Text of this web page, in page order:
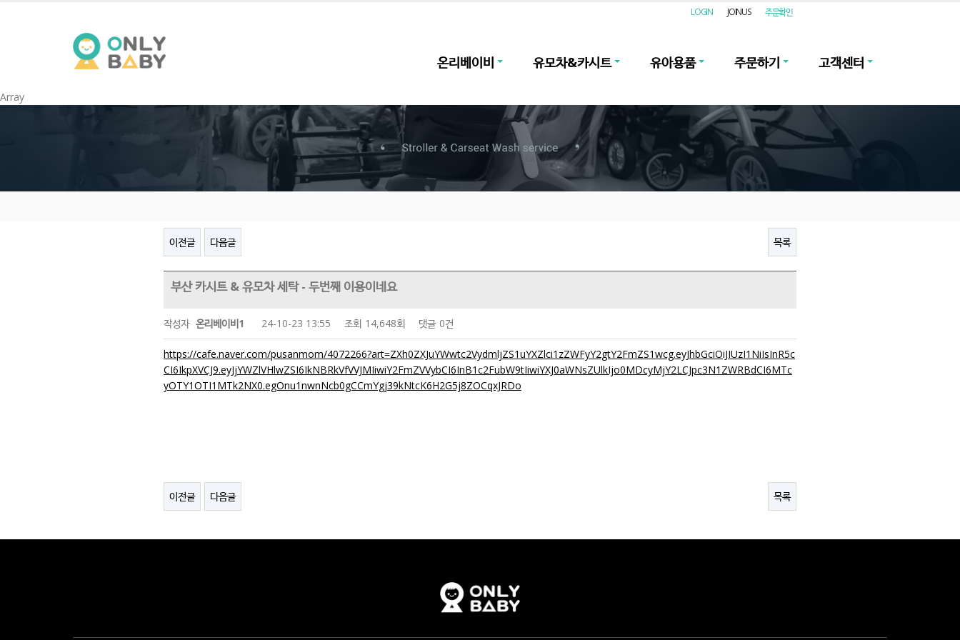
LOGIN JOINUS 주문확인
온리베이비 유모차&카시트 유아용품 주문하기 고객센터
Array
이전글 다음글 목록
부산 카시트 & 유모차 세탁 - 두번째 이용이네요
작성자 온리베이비1 24-10-23 13:55 조회 14,648회 댓글 0건
https://cafe.naver.com/pusanmom/4072266?art=ZXh0ZXJuYWwtc2VydmljZS1uYXZlci1zZWFyY2gtY2FmZS1wcg.eyJhbGciOiJIUzI1NiIsInR5c
CI6IkpXVCJ9.eyJjYWZlVHlwZSI6IkNBRkVfVVJMIiwiY2FmZVVybCI6InB1c2FubW9tIiwiYXJ0aWNsZUlkIjo0MDcyMjY2LCJpc3N1ZWRBdCI6MTc
yOTY1OTI1MTk2NX0.egOnu1nwnNcb0gCCmYgj39kNtcK6H2G5j8ZOCqxJRDo
이전글 다음글 목록